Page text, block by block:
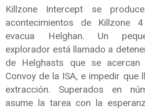
Killzone Intercept se
acontecimientos de Killzone
evacua Helghan. Un
explorador está llamado a
de Helghasts que se
Convoy de la ISA, e impedir que
extracción. Superados en
asume la tarea con la